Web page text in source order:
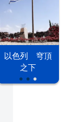
以色列 穹頂
之下